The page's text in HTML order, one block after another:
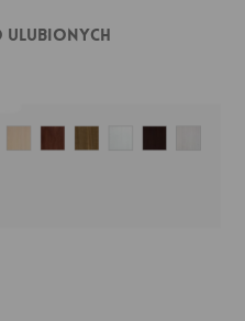
ulubionych